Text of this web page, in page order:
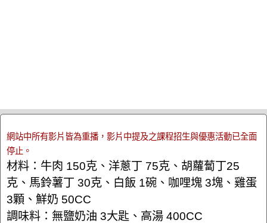
網站中所有影片皆為重播，影片中提及之課程招生與優惠活動已全面
停止。
材料：牛肉 150克、洋蔥丁 75克、胡蘿蔔丁25
克、馬鈴薯丁 30克、白飯 1碗、咖哩塊 3塊、雞蛋
3顆、鮮奶 50CC
調味料：無鹽奶油 3大匙、高湯 400CC